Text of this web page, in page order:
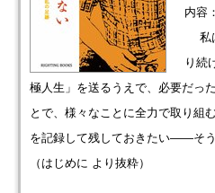
内容：
私
り続
極人生」を送るうえで、必要だっ
とで、様々なことに全力で取り組
を記録して残しておきたい――そ
（はじめに より抜粋）